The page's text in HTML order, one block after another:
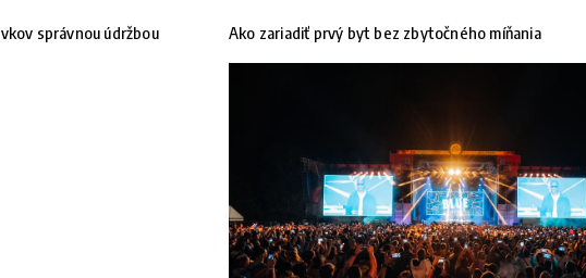
správnou údržbou Ako zariadiť prvý byt bez zbytočného míňania